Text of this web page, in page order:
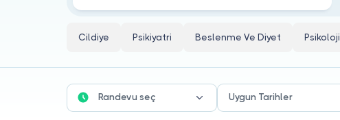
Cildiye Psikiyatri Beslenme Ve Diyet Psikoloji
Randevu seç Uygun Tarihler